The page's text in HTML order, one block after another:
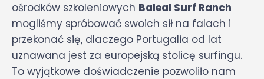
ośrodków szkoleniowych Baleal Surf Ranch
mogliśmy spróbować swoich sił na falach i
przekonać się, dlaczego Portugalia od lat
uznawana jest za europejską stolicę surfingu.
To wyjątkowe doświadczenie pozwoliło nam